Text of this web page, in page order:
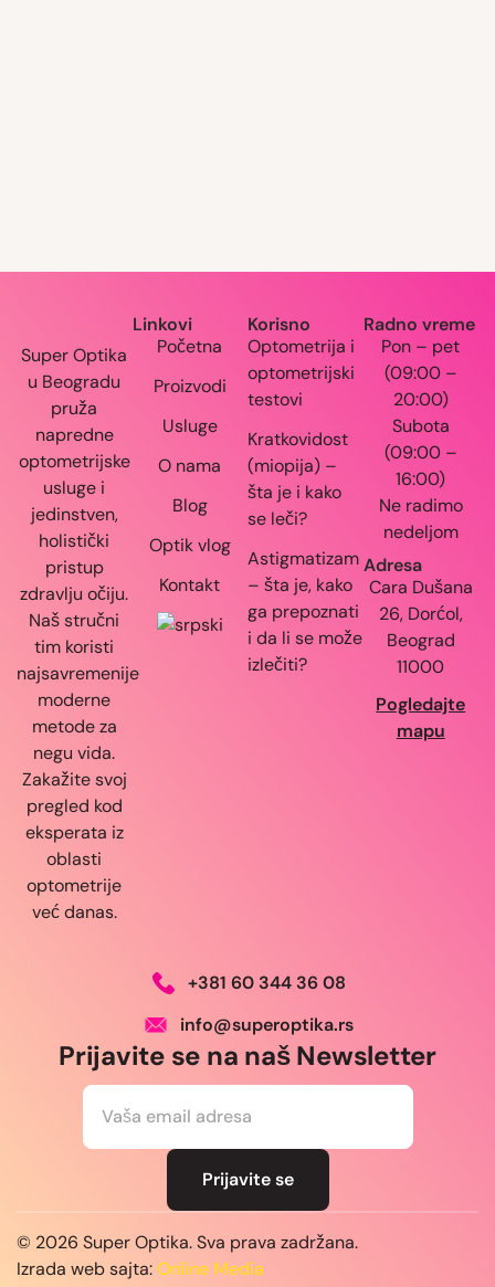
Super Optika
u Beogradu
pruža
napredne
optometrijske
usluge i
jedinstven,
holistički
pristup
zdravlju očiju.
Naš stručni
tim koristi
najsavremenije
moderne
metode za
negu vida.
Zakažite svoj
pregled kod
eksperata iz
oblasti
optometrije
već danas.
Linkovi
Početna
Proizvodi
Usluge
O nama
Blog
Optik vlog
Kontakt
Korisno
Optometrija i
optometrijski
testovi
Kratkovidost
(miopija) –
šta je i kako
se leči?
Astigmatizam
– šta je, kako
ga prepoznati
i da li se može
izlečiti?
Radno vreme
Pon – pet
(09:00 –
20:00)
Subota
(09:00 –
16:00)
Ne radimo
nedeljom
Adresa
Cara Dušana
26, Dorćol,
Beograd
11000
Pogledajte
mapu
+381 60 344 36 08
info@superoptika.rs
Prijavite se na naš Newsletter
E
Prijavite se
© 2026 Super Optika. Sva prava zadržana.
Izrada web sajta:Online Media